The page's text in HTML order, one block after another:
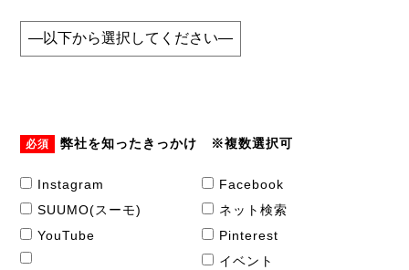
必須 弊社を知ったきっかけ ※複数選択可
Instagram
Facebook
SUUMO(スーモ)
ネット検索
YouTube
Pinterest
イベント